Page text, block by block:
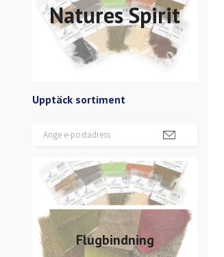
Natures Spirit
Upptäck sortiment
Flugbindning